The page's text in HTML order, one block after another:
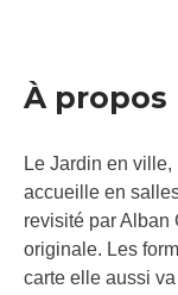
À propos
Le Jardin en
accueille en
revisité par Alban
originale. Les
carte elle aussi